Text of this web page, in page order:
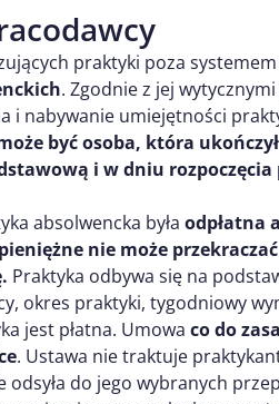
praktyki poza
. Zgodnie z jej
i nabywanie umiejętności
być osoba, która
i w dniu
absolwencka była odpłatna
nie może
Praktyka odbywa się na
okres praktyki, tygodniowy
jest płatna. Umowa co do
. Ustawa nie traktuje
do jego wybranych